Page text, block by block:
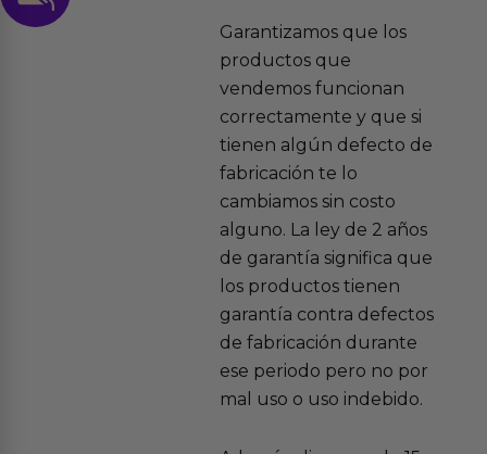
Garantizamos que los
productos que
vendemos funcionan
correctamente y que si
tienen algún defecto de
fabricación te lo
cambiamos sin costo
alguno. La ley de 2 años
de garantía significa que
los productos tienen
garantía contra defectos
de fabricación durante
ese periodo pero no por
mal uso o uso indebido.